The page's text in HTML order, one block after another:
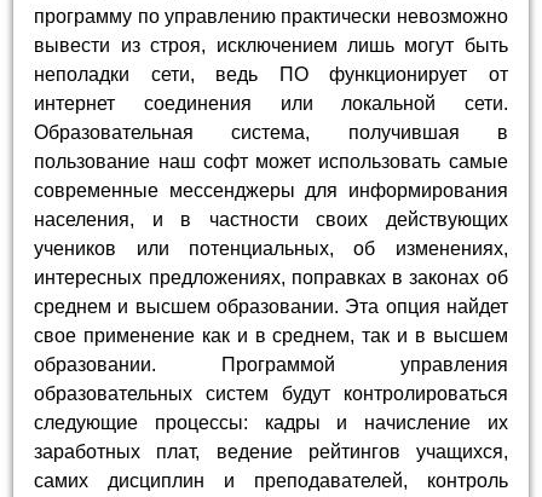
программу по управлению практически невозможно
вывести из строя, исключением лишь могут быть
неполадки сети, ведь ПО функционирует от
интернет соединения или локальной сети.
Образовательная система, получившая в
пользование наш софт может использовать самые
современные мессенджеры для информирования
населения, и в частности своих действующих
учеников или потенциальных, об изменениях,
интересных предложениях, поправках в законах об
среднем и высшем образовании. Эта опция найдет
свое применение как и в среднем, так и в высшем
образовании. Программой управления
образовательных систем будут контролироваться
следующие процессы: кадры и начисление их
заработных плат, ведение рейтингов учащихся,
самих дисциплин и преподавателей, контроль